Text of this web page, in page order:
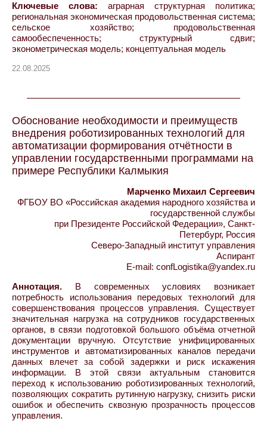
Ключевые слова: аграрная структурная политика;
региональная экономическая продовольственная система;
сельское хозяйство; продовольственная
самообеспеченность; структурный сдвиг;
эконометрическая модель; концептуальная модель
22.08.2025
Обоснование необходимости и преимуществ
внедрения роботизированных технологий для
автоматизации формирования отчётности в
управлении государственными программами на
примере Республики Калмыкия
Марченко Михаил Сергеевич
ФГБОУ ВО «Российская академия народного хозяйства и
государственной службы
при Президенте Российской Федерации», Санкт-
Петербург, Россия
Северо-Западный институт управления
Аспирант
E-mail: confLogistika@yandex.ru
Аннотация. В современных условиях возникает
потребность использования передовых технологий для
совершенствования процессов управления. Существует
значительная нагрузка на сотрудников государственных
органов, в связи подготовкой большого объёма отчетной
документации вручную. Отсутствие унифицированных
инструментов и автоматизированных каналов передачи
данных влечет за собой задержки и риск искажения
информации. В этой связи актуальным становится
переход к использованию роботизированных технологий,
позволяющих сократить рутинную нагрузку, снизить риски
ошибок и обеспечить сквозную прозрачность процессов
управления.